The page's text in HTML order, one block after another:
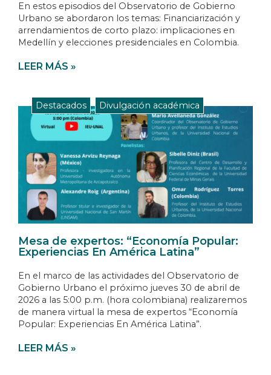
En estos episodios del Observatorio de Gobierno
Urbano se abordaron los temas: Financiarización y
arrendamientos de corto plazo: implicaciones en
Medellín y elecciones presidenciales en Colombia.
LEER MÁS »
Destacados , Divulgación académica
Mesa de expertos: “Economía Popular:
Experiencias En América Latina”
En el marco de las actividades del Observatorio de
Gobierno Urbano el próximo jueves 30 de abril de
2026 a las 5:00 p.m. (hora colombiana) realizaremos
de manera virtual la mesa de expertos “Economía
Popular: Experiencias En América Latina”.
LEER MÁS »